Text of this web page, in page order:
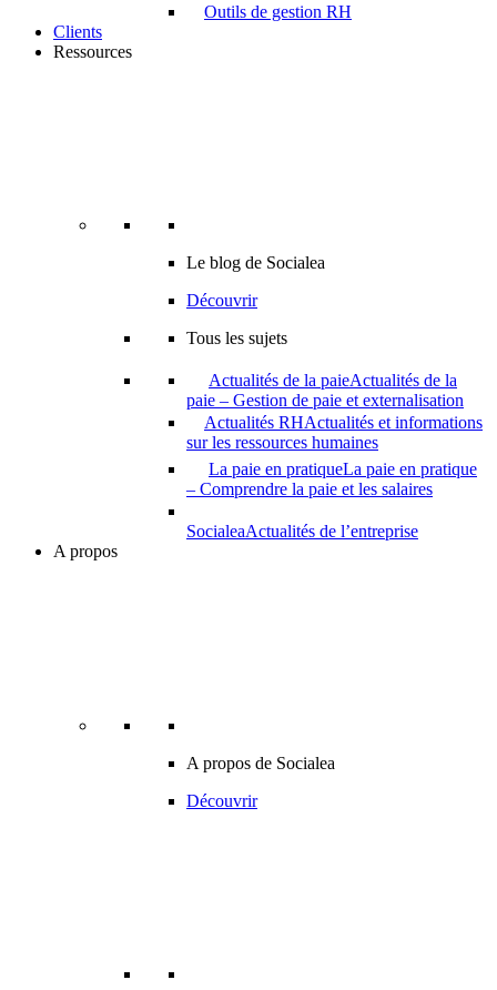
Outils de gestion RH
Clients
Ressources
Le blog de Socialea
Découvrir
Tous les sujets
Actualités de la paieActualités de la
paie – Gestion de paie et externalisation
Actualités RHActualités et informations
sur les ressources humaines
La paie en pratiqueLa paie en pratique
– Comprendre la paie et les salaires
SocialeaActualités de l’entreprise
A propos
A propos de Socialea
Découvrir